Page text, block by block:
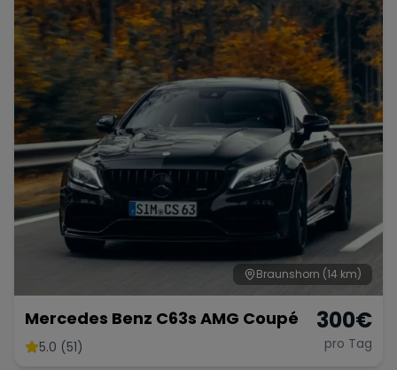
McLaren Ford Jaguar
Tesla Chevrolet Dodge
Bentley Aston Martin
Maserati
Wann
Zeitraum wählen
Braunshorn (14 km)
Mercedes Benz C63s AMG Coupé
5.0 (51)
300€
pro Tag